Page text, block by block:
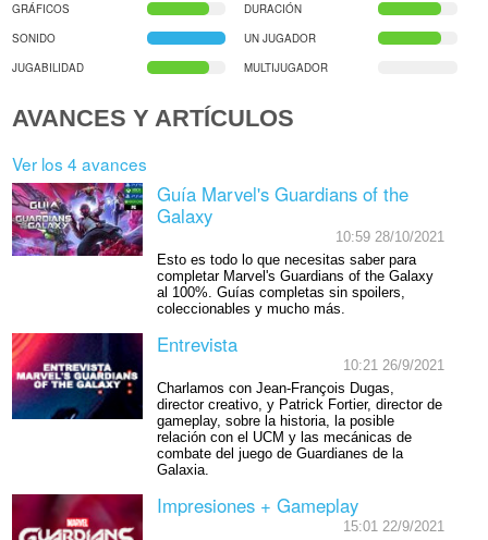
GRÁFICOS
DURACIÓN
SONIDO
UN JUGADOR
JUGABILIDAD
MULTIJUGADOR
AVANCES Y ARTÍCULOS
Ver los 4 avances
Guía Marvel's Guardians of the
Galaxy
10:59 28/10/2021
Esto es todo lo que necesitas saber para
completar Marvel's Guardians of the Galaxy
al 100%. Guías completas sin spoilers,
coleccionables y mucho más.
Entrevista
10:21 26/9/2021
Charlamos con Jean-François Dugas,
director creativo, y Patrick Fortier, director de
gameplay, sobre la historia, la posible
relación con el UCM y las mecánicas de
combate del juego de Guardianes de la
Galaxia.
Impresiones + Gameplay
15:01 22/9/2021